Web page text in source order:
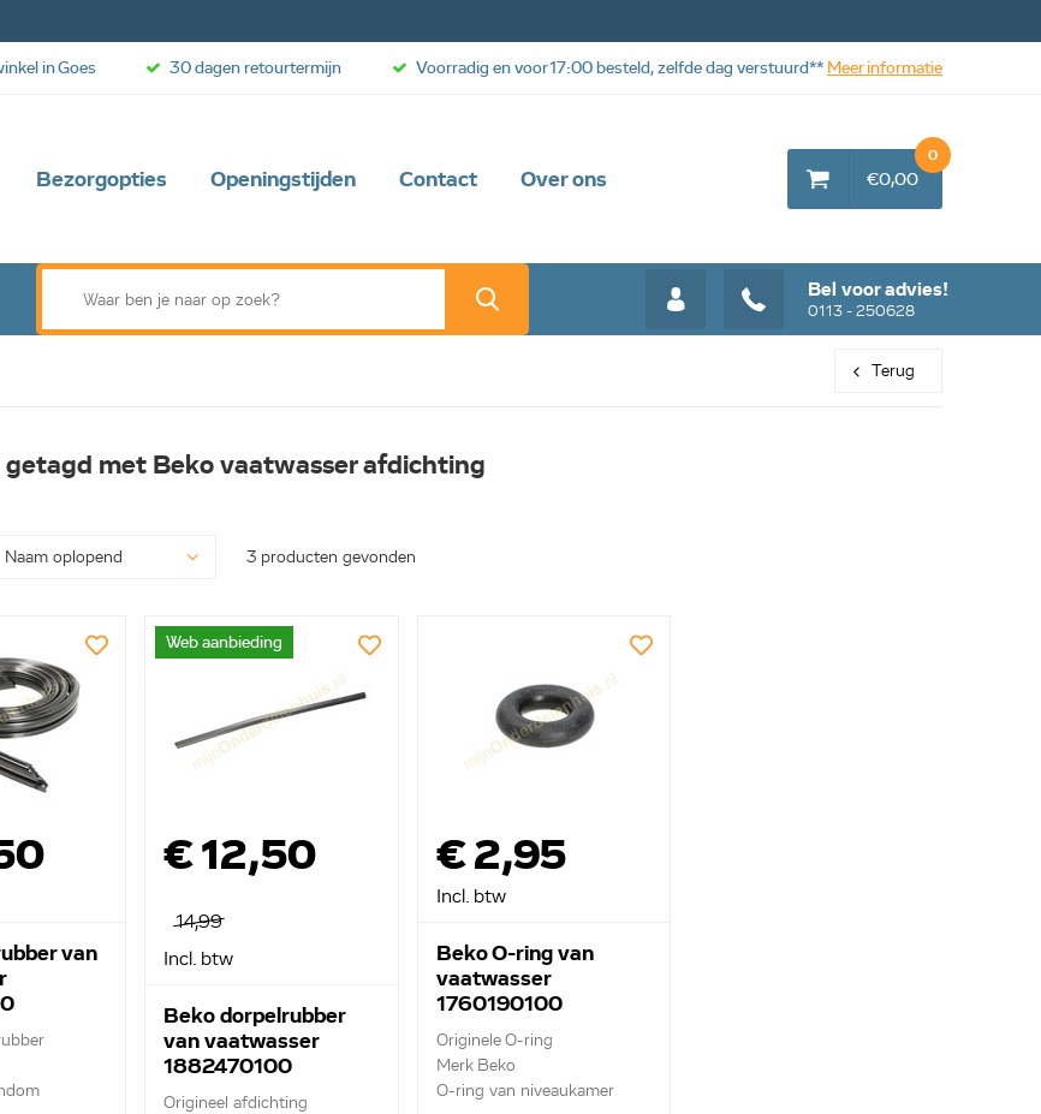
Bezorgopties Openingstijden Contact Over ons
Bel voor advies!
0113 - 250628
€0,00
0
in Goes 30 dagen retourtermijn Voorradig en voor 17:00 besteld, zelfde dag verstuurd** Meer informatie
Terug
met Beko vaatwasser afdichting
3 producten gevonden
van
Web aanbieding
€ 12,50
14,99
Incl. btw
Beko dorpelrubber
van vaatwasser
1882470100
C00914092
Origineel afdichting
€ 2,95
Incl. btw
Beko O-ring van
vaatwasser
1760190100
Originele O-ring
Merk Beko
O-ring van niveaukamer